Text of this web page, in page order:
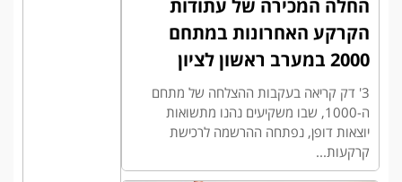
החלה המכירה של עתודות
הקרקע האחרונות במתחם
2000 במערב ראשון לציון
3' דק קריאה בעקבות ההצלחה של מתחם
ה-1000, שבו משקיעים נהנו מתשואות
יוצאות דופן, נפתחה ההרשמה לרכישת
קרקעות...